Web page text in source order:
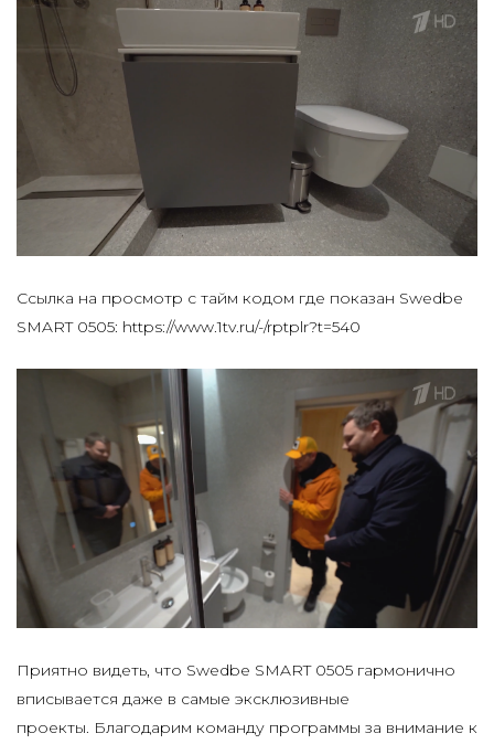
Ссылка на просмотр с тайм кодом где показан Swedbe
SMART 0505: https://www.1tv.ru/-/rptplr?t=540
Приятно видеть, что Swedbe SMART 0505 гармонично
вписывается даже в самые эксклюзивные
проекты. Благодарим команду программы за внимание к